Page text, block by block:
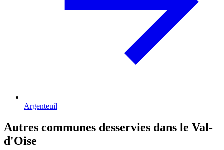
Argenteuil
Autres communes desservies dans le Val-
d'Oise